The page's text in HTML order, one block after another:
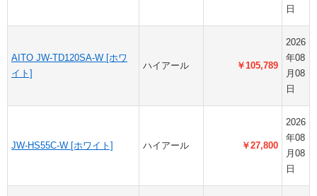
日
AITO JW-TD120SA-W [ホワ
イト]
ハイアール ￥105,789
2026
年08
月08
日
JW-HS55C-W [ホワイト] ハイアール ￥27,800
2026
年08
月08
日